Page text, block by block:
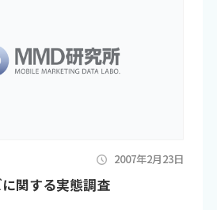
2007年2月23日
関する実態調査